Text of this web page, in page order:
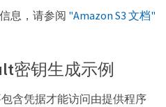
息，请参阅 "Amazon S3 文档"
密钥生成示例
含凭据才能访问由提供程序